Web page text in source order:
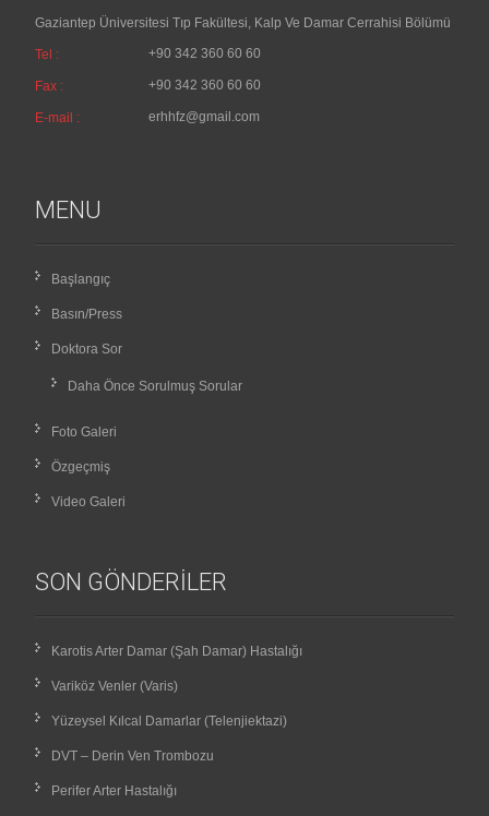
Gaziantep Üniversitesi Tıp Fakültesi, Kalp Ve Damar Cerrahisi Bölümü
Tel : +90 342 360 60 60
Fax : +90 342 360 60 60
E-mail : erhhfz@gmail.com
MENU
Başlangıç
Basın/Press
Doktora Sor
Daha Önce Sorulmuş Sorular
Foto Galeri
Özgeçmiş
Video Galeri
SON GÖNDERILER
Karotis Arter Damar (Şah Damar) Hastalığı
Variköz Venler (Varis)
Yüzeysel Kılcal Damarlar (Telenjiektazi)
DVT – Derin Ven Trombozu
Perifer Arter Hastalığı